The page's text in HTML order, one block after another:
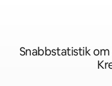
Snabbstatistik